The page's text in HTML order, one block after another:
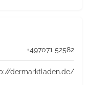
+497071 52582
dermarktladen.de/